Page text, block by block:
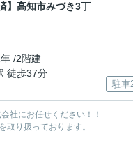
】高知市みづき3丁
/2階建
徒歩37分
駐車
社にお任せください！！
取り扱っております。